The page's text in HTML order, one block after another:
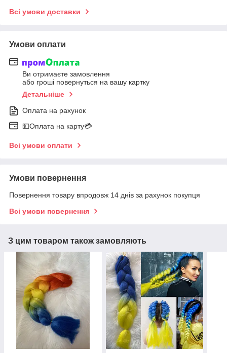
Всі умови доставки
Умови оплати
Ви отримаєте замовлення
або гроші повернуться на вашу картку
Детальніше
Оплата на рахунок
💵Оплата на карту💳
Всі умови оплати
Умови повернення
Повернення товару впродовж 14 днів за рахунок покупця
Всі умови повернення
З цим товаром також замовляють